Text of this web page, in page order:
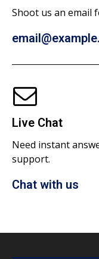
Shoot us an email
Live Chat
Need instant
support.
Chat with us